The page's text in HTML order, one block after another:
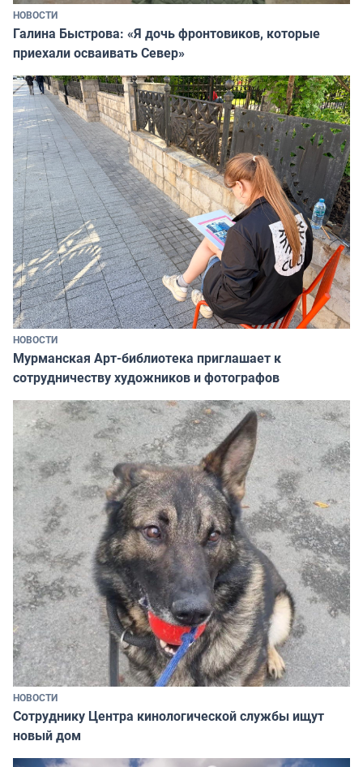
НОВОСТИ
Галина Быстрова: «Я дочь фронтовиков, которые
приехали осваивать Север»
НОВОСТИ
Мурманская Арт-библиотека приглашает к
сотрудничеству художников и фотографов
НОВОСТИ
Сотруднику Центра кинологической службы ищут
новый дом